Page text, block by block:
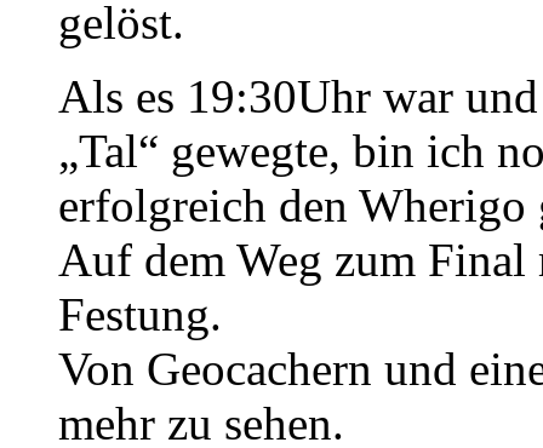
gelöst.
Als es 19:30Uhr war
„Tal“ gewegte, bin ich
erfolgreich den Wherigo
Auf dem Weg zum Final
Festung.
Von Geocachern und
mehr zu sehen.